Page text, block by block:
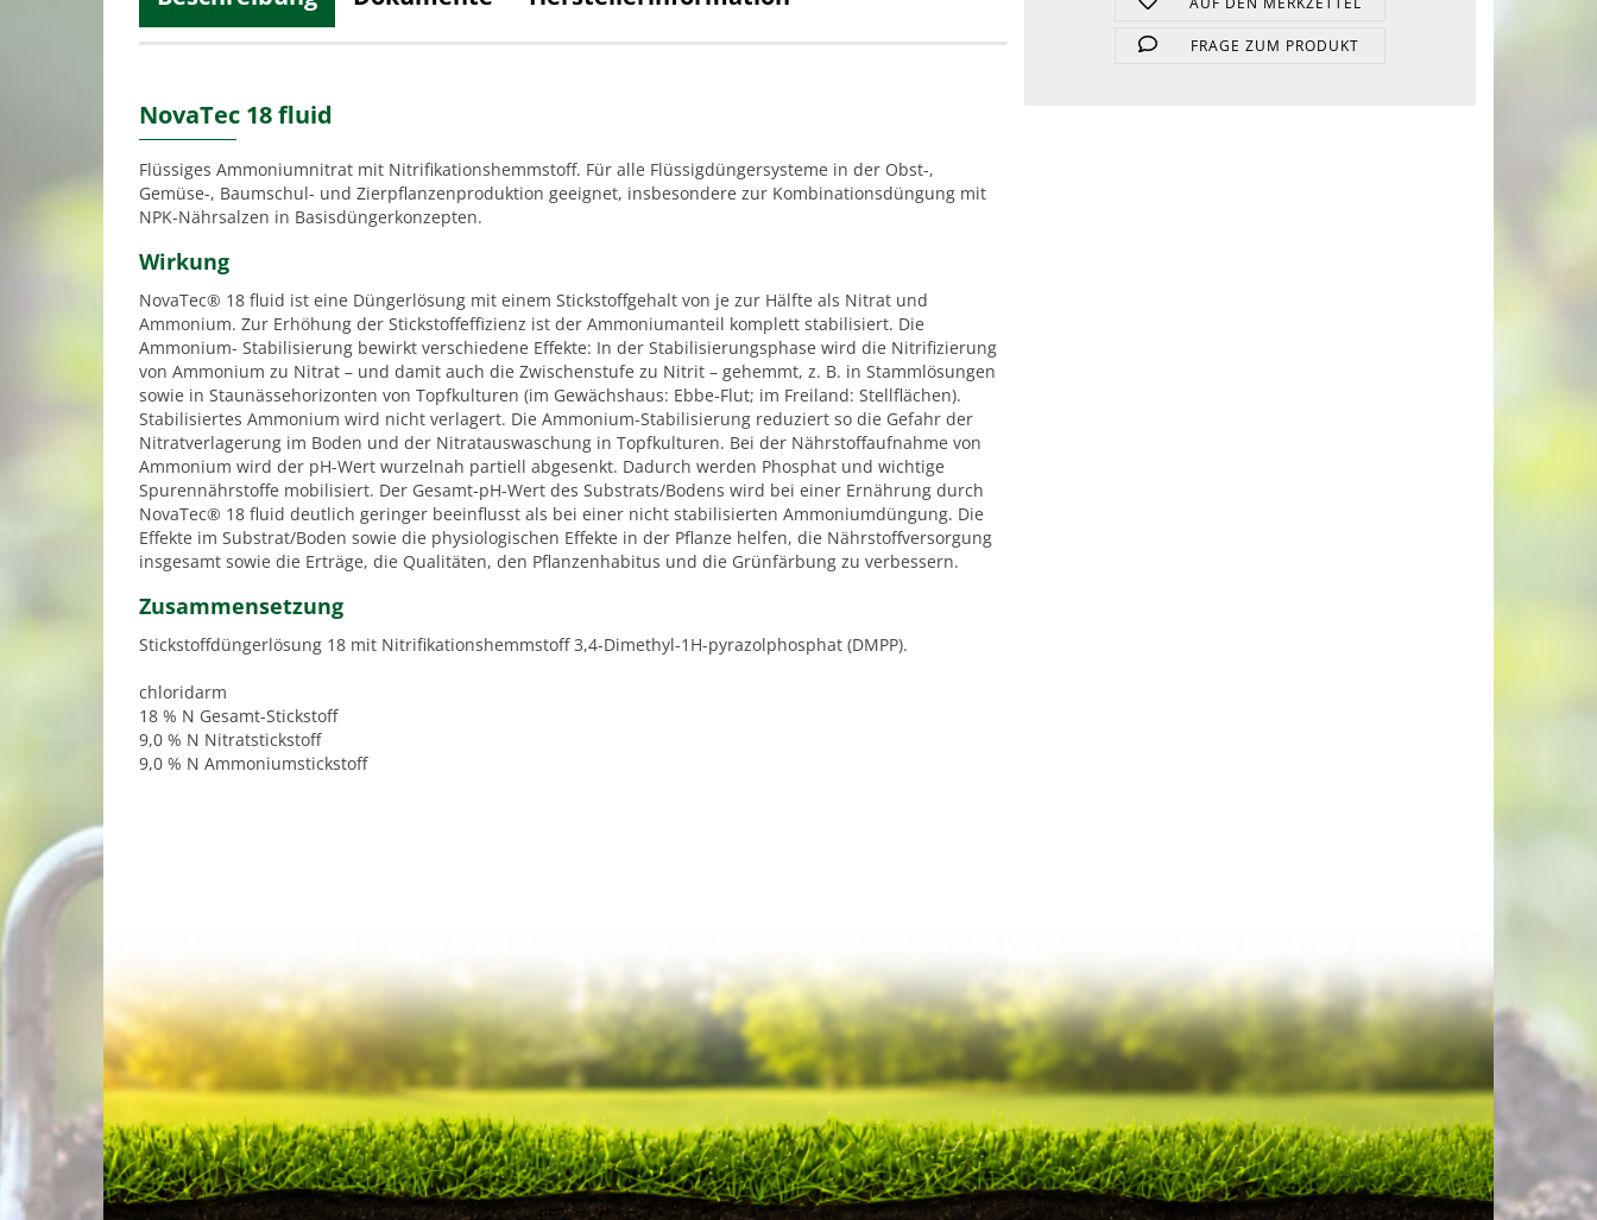
FRAGE ZUM PRODUKT
NovaTec 18 fluid
Flüssiges Ammoniumnitrat mit Nitrifikationshemmstoff. Für alle Flüssigdüngersysteme in der Obst-,
Gemüse-, Baumschul- und Zierpflanzenproduktion geeignet, insbesondere zur Kombinationsdüngung mit
NPK-Nährsalzen in Basisdüngerkonzepten.
Wirkung
NovaTec® 18 fluid ist eine Düngerlösung mit einem Stickstoffgehalt von je zur Hälfte als Nitrat und
Ammonium. Zur Erhöhung der Stickstoffeffizienz ist der Ammoniumanteil komplett stabilisiert. Die
Ammonium- Stabilisierung bewirkt verschiedene Effekte: In der Stabilisierungsphase wird die Nitrifizierung
von Ammonium zu Nitrat – und damit auch die Zwischenstufe zu Nitrit – gehemmt, z. B. in Stammlösungen
sowie in Staunässehorizonten von Topfkulturen (im Gewächshaus: Ebbe-Flut; im Freiland: Stellflächen).
Stabilisiertes Ammonium wird nicht verlagert. Die Ammonium-Stabilisierung reduziert so die Gefahr der
Nitratverlagerung im Boden und der Nitratauswaschung in Topfkulturen. Bei der Nährstoffaufnahme von
Ammonium wird der pH-Wert wurzelnah partiell abgesenkt. Dadurch werden Phosphat und wichtige
Spurennährstoffe mobilisiert. Der Gesamt-pH-Wert des Substrats/Bodens wird bei einer Ernährung durch
NovaTec® 18 fluid deutlich geringer beeinflusst als bei einer nicht stabilisierten Ammoniumdüngung. Die
Effekte im Substrat/Boden sowie die physiologischen Effekte in der Pflanze helfen, die Nährstoffversorgung
insgesamt sowie die Erträge, die Qualitäten, den Pflanzenhabitus und die Grünfärbung zu verbessern.
Zusammensetzung
Stickstoffdüngerlösung 18 mit Nitrifikationshemmstoff 3,4-Dimethyl-1H-pyrazolphosphat (DMPP).
chloridarm
18 % N Gesamt-Stickstoff
9,0 % N Nitratstickstoff
9,0 % N Ammoniumstickstoff